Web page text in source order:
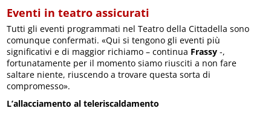
Eventi in teatro assicurati
Tutti gli eventi programmati nel Teatro della Cittadella sono
comunque confermati. «Qui si tengono gli eventi più
significativi e di maggior richiamo – continua Frassy -,
fortunatamente per il momento siamo riusciti a non fare
saltare niente, riuscendo a trovare questa sorta di
compromesso».
L’allacciamento al teleriscaldamento